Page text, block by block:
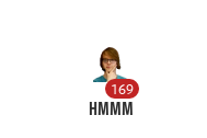
169
HMMM